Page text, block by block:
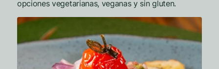
opciones vegetarianas, veganas y sin gluten.